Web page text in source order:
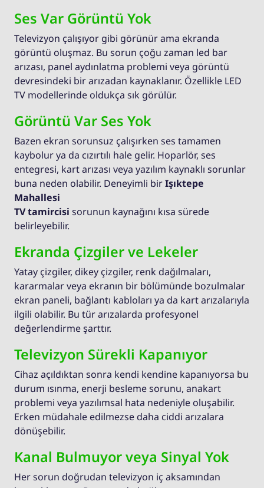
Ses Var Görüntü Yok
Televizyon çalışıyor gibi görünür ama ekranda
görüntü oluşmaz. Bu sorun çoğu zaman led bar
arızası, panel aydınlatma problemi veya görüntü
devresindeki bir arızadan kaynaklanır. Özellikle LED
TV modellerinde oldukça sık görülür.
Görüntü Var Ses Yok
Bazen ekran sorunsuz çalışırken ses tamamen
kaybolur ya da cızırtılı hale gelir. Hoparlör, ses
entegresi, kart arızası veya yazılım kaynaklı sorunlar
buna neden olabilir. Deneyimli birIşıktepe
Mahallesi
TV tamircisi sorunun kaynağını kısa sürede
belirleyebilir.
Ekranda Çizgiler ve Lekeler
Yatay çizgiler, dikey çizgiler, renk dağılmaları,
kararmalar veya ekranın bir bölümünde bozulmalar
ekran paneli, bağlantı kabloları ya da kart arızalarıyla
ilgili olabilir. Bu tür arızalarda profesyonel
değerlendirme şarttır.
Televizyon Sürekli Kapanıyor
Cihaz açıldıktan sonra kendi kendine kapanıyorsa bu
durum ısınma, enerji besleme sorunu, anakart
problemi veya yazılımsal hata nedeniyle oluşabilir.
Erken müdahale edilmezse daha ciddi arızalara
dönüşebilir.
Kanal Bulmuyor veya Sinyal Yok
Her sorun doğrudan televizyon iç aksamından